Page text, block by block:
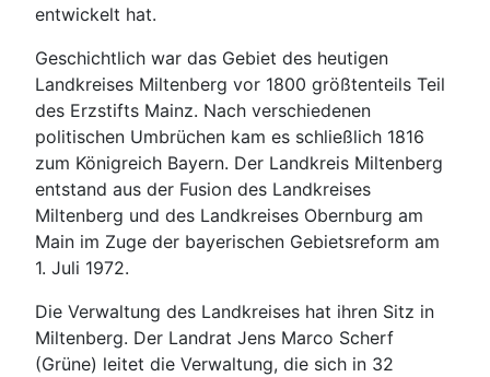
entwickelt hat.
Geschichtlich war das Gebiet des heutigen
Landkreises Miltenberg vor 1800 größtenteils Teil
des Erzstifts Mainz. Nach verschiedenen
politischen Umbrüchen kam es schließlich 1816
zum Königreich Bayern. Der Landkreis Miltenberg
entstand aus der Fusion des Landkreises
Miltenberg und des Landkreises Obernburg am
Main im Zuge der bayerischen Gebietsreform am
1. Juli 1972.
Die Verwaltung des Landkreises hat ihren Sitz in
Miltenberg. Der Landrat Jens Marco Scherf
(Grüne) leitet die Verwaltung, die sich in 32